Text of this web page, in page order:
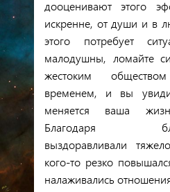
дооценивают этого
искренне, от души и в
этого потребует
малодушны, ломайте
жестоким
временем, и вы
меняется ваша
Благодаря
выздоравливали
кого-то резко
налаживались